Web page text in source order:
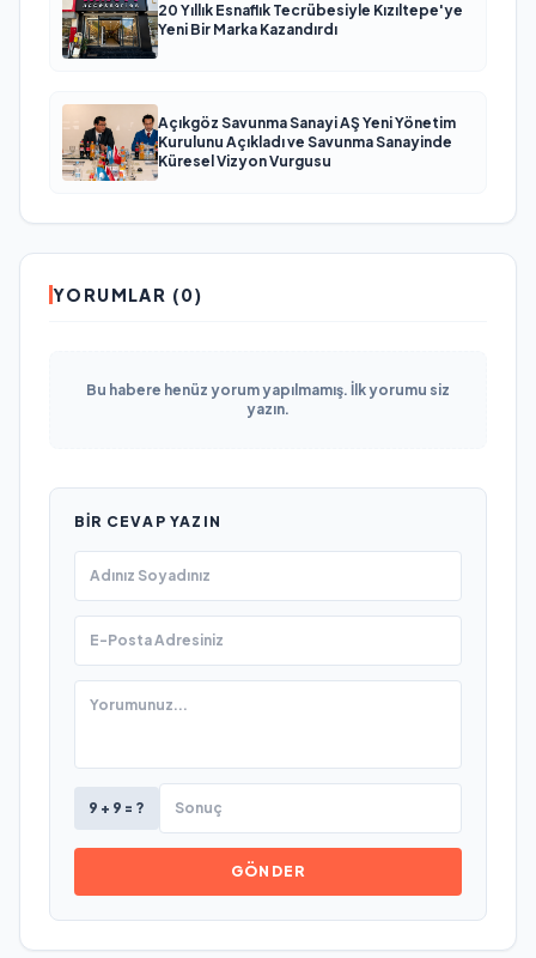
20 Yıllık Esnaflık Tecrübesiyle Kızıltepe'ye
Yeni Bir Marka Kazandırdı
Açıkgöz Savunma Sanayi AŞ Yeni Yönetim
Kurulunu Açıkladı ve Savunma Sanayinde
Küresel Vizyon Vurgusu
YORUMLAR (0)
Bu habere henüz yorum yapılmamış. İlk yorumu siz
yazın.
BIR CEVAP YAZIN
9 + 9 = ?
GÖNDER